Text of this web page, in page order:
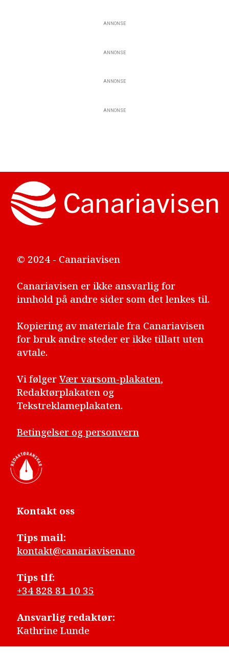
ANNONSE
ANNONSE
ANNONSE
ANNONSE
© 2024 - Canariavisen
Canariavisen er ikke ansvarlig for
innhold på andre sider som det lenkes til.
Kopiering av materiale fra Canariavisen
for bruk andre steder er ikke tillatt uten
avtale.
Vi følgerVær varsom-plakaten,
Redaktørplakaten og
Tekstreklameplakaten.
Betingelser og personvern
Kontakt oss
Tips mail:
kontakt@canariavisen.no
Tips tlf:
+34 828 81 10 35
Ansvarlig redaktør:
Kathrine Lunde